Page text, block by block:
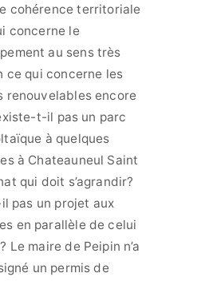
cohérence territoriale
concerne le
au sens très
ce qui concerne les
renouvelables encore
t-il pas un parc
à quelques
à Chateauneul Saint
qui doit s’agrandir?
pas un projet aux
en parallèle de celui
Le maire de Peipin n’a
un permis de